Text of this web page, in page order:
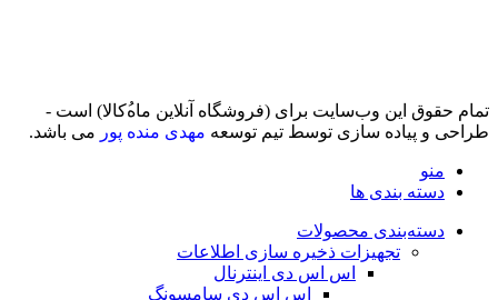
تمام حقوق اين وب‌سايت برای (فروشگاه آنلاین ماه‌‌‌‌‌‌ُکالا) است -
طراحی و پیاده سازی توسط تیم توسعه مهدی منده پور می باشد.
منو
دسته بندی ها
دسته‌بندی محصولات
تجهیزات ذخیره سازی اطلاعات
اس اس دی اینترنال
اس اس دی سامسونگ